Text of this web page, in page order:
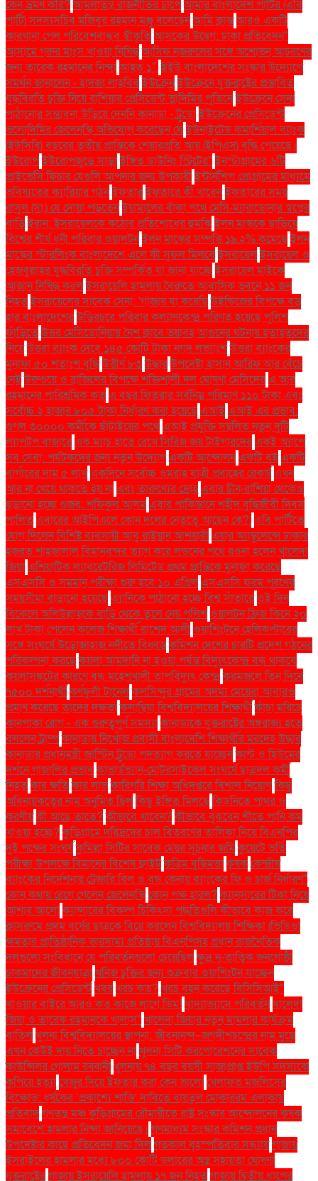
কেন ভ্রমণ করি? আমলাতন্ত্র রাজনীতির চাপেআমার বাংলাদেশ পার্টির (এবি
পার্টি) সদস্যসচিব মজিবুর রহমান মঞ্জু বলেছেনআমি ক্লান্তআরও একটি
কারখানা পেল পরিবেশবান্ধব স্বীকৃতিআসকের উদ্বেগ: ঢাকা প্রতিবেদন"
আসামে গরুর মাংস খাওয়া নিষিদ্ধআসিফ নজরুলের সঙ্গে অশোভন আচরণের
জন্য তারেক রহমানের নিন্দাআহত ১".ইইউ বাংলাদেশের সংস্কার উদ্যোগে
সমর্থন জানালেন - হাদজা লাহবিবইউক্রেনইউক্রেনে যুক্তরাষ্ট্রের প্রস্তাবিত
যুদ্ধবিরতি চুক্তি নিয়ে রাশিয়ার প্রেসিডেন্ট ভ্লাদিমির পুতিনেইউক্রেনে সেনা
পাঠানোর সম্ভাবনা উড়িয়ে দেননি কানাডা - ট্রুডোইউক্রেনের প্রেসিডেন্ট
ভলোদিমির জেলেনস্কি অভিযোগ করেছেন যেইউনাইটেড কমার্শিয়াল ব্যাংক
(ইউসিবি) বছরের তৃতীয় প্রান্তিকে শেয়ারপ্রতি আয় (ইপিএস) বৃদ্ধি পেয়েছে।
ইউরোপইউরোপজুড়ে সাড়াইঙ্গিত ডাউনিং স্ট্রিটের" ইনস্টাগ্রামের ৬টি
প্রাইভেসি ফিচার যেগুলি আপনার জন্য উপকারীইন্টার্নশিপ প্রোগ্রামের মাধ্যমে
ভবিষ্যতের ক্যারিয়ার গঠনইফতারইফতারে কী খাবেনইফতারের সময়
রাসুল (সা.) যে দোয়া পড়তেনইয়ামালের বাঁকা পথে মেসি-ম্যারাডোনার স্বপ্নের
বাড়িইরান: ইসরায়েলকে কঠোর প্রতিশোধের হুমকিইলন মাস্ককে ছাড়িয়ে
বিশ্বের শীর্ষ ধনী পরিবার ওয়ালটনইলন মাস্কের সম্পত্তি ১৯.২% কমেছেইলন
মাস্কের স্টারলিংক বাংলাদেশে এলে কী সুফল মিলবেইসরায়েলইসরায়েল ও
হেজবুল্লাহর যুদ্ধবিরতি চুক্তি সম্পর্কিত যা জানা যাচ্ছেইসরায়েল মাইকে
আজান নিষিদ্ধ করলইসরায়েলি হামলায় বৈরুতে আবাসিক ভবনে ১১ জন
নিহতইসরায়েলের সাবেক সেনা: 'গাজায় যা করেছিউইন্ডিজের বিপক্ষে বড়
হার বাংলাদেশেরউড়িরচরে পরিবার কল্যাণকেন্দ্র পরিণত হয়েছে পুলিশ
ফাঁড়িতেউত্তর মেসিডোনিয়ায় নৈশ ক্লাবে ভয়াবহ আগুনের ঘটনায় হতাহতদের
নিয়েউত্তরা ব্যাংক দেবে ১৪৫ কোটি টাকা নগদ লভ্যাংশউত্তরা ব্যাংকের
মুনাফা ৫০ শতাংশ বৃদ্ধিউত্তীর্ণ ৮৩উদ্ধারউপদেষ্টা হাসান আরিফ আর বেঁচে
নেইউরুগুয়ে ও ব্রাজিলের বিপক্ষে শক্তিশালী দল ঘোষণা মেসিদেরএ আর
রহমানের পারিশ্রমিক কতএ বছর ফিতরার সর্বনিম্ন পরিমাণ ১১০ টাকা এবং
সর্বোচ্চ ২ হাজার ৮০৫ টাকা নির্ধারণ করা হয়েছেএআইএআই এর প্রভাব:
গুগল ৩০০০০ কর্মীকে ছাঁটাইয়ের পথেএআই প্রযুক্তি সম্বলিত নতুন দুটি
ল্যাপটপ বাজারেএক ম্যাচ হাতে রেখে সিরিজ জয় টাইগারদেরএকই অ্যাপে
সব সেবা: পর্যটকদের জন্য নতুন উদ্যোগএকটি আন্দোলনএকটি বইএকটি
বার্গারের দাম ৫ লাখএকদিনে সর্বোচ্চ ওমরাহ যাত্রী প্রবাহের রেকর্ডএখন
আর না খেয়ে থাকতে হয় নাএবং তারুণ্যের দ্রোহএবার চীন-রাশিয়া থেকেও
ছড়ানো হচ্ছে গুজব: শফিকুল আলমএবার পাকিস্তানে শহীদ বুদ্ধিজীবী দিবস
পালিতএবারের আইপিএলে কোন দলের নেতৃত্বে আছেন কে?.এবি পার্টিতে
যোগ দিলেন বিশিষ্ট ব্যবসায়ী আবু রাইয়ান আশয়ারীএয়ার অ্যাম্বুলেন্সে ঢাকার
হজরত শাহজালাল বিমানবন্দর ত্যাগ করে লন্ডনের পথে রওনা হলেন খালেদা
জিয়াএশিয়াটিক ল্যাবরেটরিজ লিমিটেড প্রথম প্রান্তিকে মুনাফা করেছে
এসএসসি ও সমমান পরীক্ষা শুরু হবে ১০ এপ্রিলএসএসসি ফরম পূরণের
সময়সীমা বাড়ানো হয়েছেএ্যানিকে পাঠানো হচ্ছে বিশ্ব সাঁতারেওই দিন
বিকেলে অলিউল্লাহকে বাড়ি থেকে তুলে নেয় পুলিশওয়ালটন ফ্রিজ কিনে ২০
লাখ টাকা পেলেন কলেজ শিক্ষার্থী রাশেদ আলীওয়াশিংটনে হেলিকপ্টারের
সঙ্গে সংঘর্ষে উড়োজাহাজ নদীতে বিধ্বস্তকমিশন দেশের চারটি প্রদেশ গঠনের
পরিকল্পনা করছেকয়লা আমদানি না হওয়া পর্যন্ত বিদ্যুৎকেন্দ্র বন্ধ থাকবে
কয়লাসঙ্কটের কারণে বন্ধ মহেশখালী তাপবিদ্যুৎ কেন্দ্রকরমজলে তিন দিনে
৭৫০০ দর্শনার্থীকর্ণফুলী টানেলকলসিন্দুর গ্রামের অদম্য মেয়েরা আবারও
প্রমাণ করেছে তাদের দক্ষতাকলাম্বিয়া বিশ্ববিদ্যালয়ের শিক্ষার্থীকাঁচা মরিচে
কানপাকা রোগ - এক গুরুত্বপুর্ণ সমস্যাকানাডাকে যুক্তরাষ্ট্রের অঙ্গরাজ্য হতে
বললেন ট্রাম্পকানাডায় নিখোঁজ প্রবাসী বাংলাদেশি শিক্ষার্থীর মরদেহ উদ্ধার
কানাডার প্রধানমন্ত্রী জাস্টিন ট্রুডো পদত্যাগ করতে যাচ্ছেনকান্ট ও হিউমের
দর্শনে গাজালির প্রভাবকাভার্ডভ্যান-মোটরসাইকেল সংঘর্ষে ছাত্রদল কর্মী
নিহতকার ক্ষতিকার লাভকারিগরি শিক্ষা অধিদপ্তরে বিশাল নিয়োগকিছু
অধিনায়কত্বের নাম অনুমিত ছিলকিছু ইঙ্গিত মিলছেকিডনিতে পাথর ও
করণীয়কী আছে তাতে? কীভাবে খাবেন? কীভাবে বুঝবেন শীতে পানি কম
খাওয়া হচ্ছে? কুড়িগ্রামে দরিদ্রদের চাল বিতরণের তালিকা নিয়ে বিএনপির
দুই পক্ষের সংঘর্ষকুমিল্লা সিটির সাবেক মেয়র সূচনার জমিকুয়েটে ভর্তি
পরীক্ষা উপলক্ষে বিমানের বিশেষ ফ্লাইটকৃত্রিম বুদ্ধিমত্তাকৃষককেন্দ্রীয়
ব্যাংকের নির্দেশনায় ট্রেজারি বিল ও বন্ড কেনায় ব্যাংকের ফি ও চার্জ নির্ধারণ"
কোন কথায় রেগে গেলেন জেলেনস্কিকোন পক্ষ হারল? ক্যানসারের টিকা নিয়ে
আশার আলোক্যান্সারের বিকল্প চিকিৎসা পদ্ধতিগুলি কীভাবে কাজ করে
ক্লাসরুমে প্রথম বর্ষের ছাত্রকে বিয়ে করলেন বিশ্ববিদ্যালয় শিক্ষিকা (ভিডিও)
ক্ষমতার প্রাতিষ্ঠানিক ভারসাম্য প্রতিষ্ঠায় বিএনপিসহ প্রধান রাজনৈতিক
দলগুলো সংবিধানে যে পরিবর্তনগুলো চেয়েছিলক্ষুদ্র নৃ-তাত্বিক জনগোষ্ঠী
চাকমাদের জীবনযাত্রাখনিজ চুক্তির জন্য শুক্রবার ওয়াশিংটন যাচ্ছেন
ইউক্রেনের প্রেসিডেন্টখবরখরচ কত? খরচ বহন করেছে বিসিসিআই"
খাওয়ার বাইরে আরও কত কাজে লাগে ডিম!খাদ্যাভ্যাসে পরিবর্তনখালেদা
জিয়া ও তারেক রহমানকে খালাস'' খালেদা জিয়ার নতুন মামলার কার্যক্রম
বাতিলখুলনা বিশ্ববিদ্যালয়ের স্থাপনা: জীবনানন্দ–জগদীশচন্দ্রের নাম মুছে
এখন কেউই দায় নিতে চাচ্ছেন নাখুলনা সিটি করপোরেশনের সাবেক
কাউন্সিলর গোলাম রব্বানীখুলনায় ৭৪ বছর বয়সী সাজাপ্রাপ্ত ইউপি সদস্যকে
কুপিয়ে হত্যাখেজুর দিয়ে ইফতার করা কেন ভালোখেলাফত মজলিসের
বিক্ষোভ: ধর্ষকের ‘প্রকাশ্যে শাস্তি’ দাবিতে বায়তুল মোকাররম এলাকায়
প্রতিবাদগণতন্ত্র মঞ্চ কুড়িগ্রামের রৌমারীতে রাষ্ট্র সংস্কার আন্দোলনের কৃষক
সমাবেশে হামলার নিন্দা জানিয়েছে। গণমাধ্যম সংস্কার কমিশন প্রধান
উপদেষ্টার কাছে প্রতিবেদন জমা দিলগতকাল বৃহস্পতিবার সন্ধ্যায়গাজায়
ইসরাইলের হামলার মধ্যে ৮০০ কোটি ডলারের অস্ত্র সহায়তা ঘোষণা
যুক্তরাষ্ট্রেরগাজায় ইসরায়েলি হামলায় ১৭ জন নিহতগাজায় দ্বিতীয় ধাপের